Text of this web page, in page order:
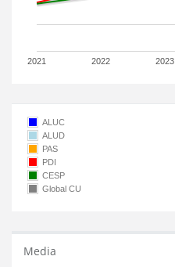
2021 2022 2023
ALUC
ALUD
PAS
PDI
CESP
Global CU
Media